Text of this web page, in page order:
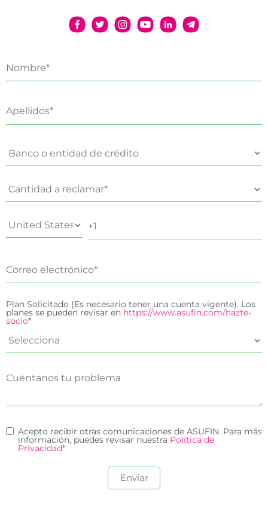
Plan Solicitado (Es necesario tener una cuenta vigente). Los
planes se pueden revisar en https://www.asufin.com/hazte-
socio*
Acepto recibir otras comunicaciones de ASUFIN. Para más
información, puedes revisar nuestra Política de
Privacidad*